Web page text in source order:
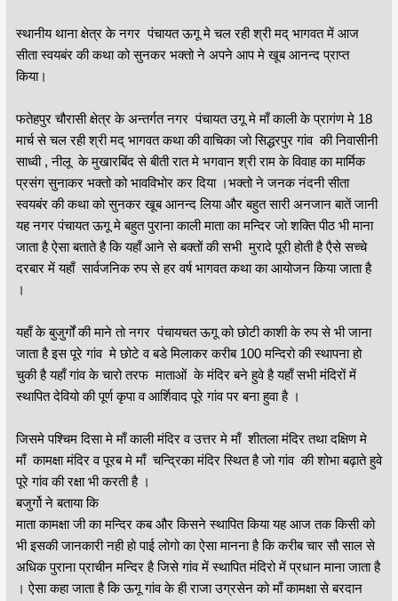
स्थानीय थाना क्षेत्र के नगर पंचायत ऊगू मे चल रही श्री मद् भागवत में आज
सीता स्वयबंर की कथा को सुनकर भक्तो ने अपने आप मे खूब आनन्द प्राप्त
किया।
फतेहपुर चौरासी क्षेत्र के अन्तर्गत नगर पंचायत उगू मे माँ काली के प्रागंण मे 18
मार्च से चल रही श्री मद् भागवत कथा की वाचिका जो सिद्धरपुर गांव की निवासीनी
साध्वी , नीलू के मुखारबिंद से बीती रात मे भगवान श्री राम के विवाह का मार्मिक
प्रसंग सुनाकर भक्तो को भावविभोर कर दिया ।भक्तो ने जनक नंदनी सीता
स्वयबंर की कथा को सुनकर खूब आनन्द लिया और बहुत सारी अनजान बातें जानी
यह नगर पंचायत ऊगू मे बहुत पुराना काली माता का मन्दिर जो शक्ति पीठ भी माना
जाता है ऐसा बताते है कि यहाँ आने से बक्तों की सभी मुरादे पूरी होती है एैसे सच्चे
दरबार में यहाँ सार्वजनिक रुप से हर वर्ष भागवत कथा का आयोजन किया जाता है
।
यहाँ के बुजुर्गों की माने तो नगर पंचायचत ऊगू को छोटी काशी के रुप से भी जाना
जाता है इस पूरे गांव मे छोटे व बडे मिलाकर करीब 100 मन्दिरो की स्थापना हो
चुकी है यहाँ गांव के चारो तरफ माताओं के मंदिर बने हुवे है यहाँ सभी मंदिरों में
स्थापित देवियो की पूर्ण कृपा व आर्शिवाद पूरे गांव पर बना हुवा है ।
जिसमे पश्चिम दिसा मे माँ काली मंदिर व उत्तर मे माँ शीतला मंदिर तथा दक्षिण मे
माँ कामक्षा मंदिर व पूरब मे माँ चन्द्रिका मंदिर स्थित है जो गांव की शोभा बढ़ाते हुवे
पूरे गांव की रक्षा भी करती है ।
बजुर्गो ने बताया कि
माता कामक्षा जी का मन्दिर कब और किसने स्थापित किया यह आज तक किसी को
भी इसकी जानकारी नही हो पाई लोगो का ऐसा मानना है कि करीब चार सौ साल से
अधिक पुराना प्राचीन मन्दिर है जिसे गांव में स्थापित मंदिरो में प्रधान माना जाता है
। ऐसा कहा जाता है कि ऊगू गांव के ही राजा उग्रसेन को माँ कामक्षा से बरदान